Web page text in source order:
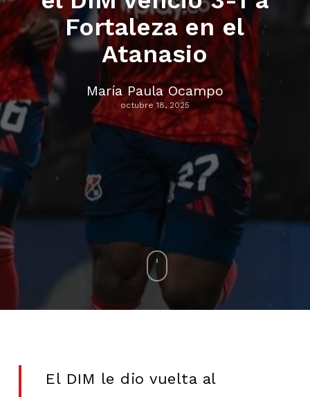
Fortaleza en el
Atanasio
María Paula Ocampo
octubre 18, 2025
El DIM le dio vuelta al